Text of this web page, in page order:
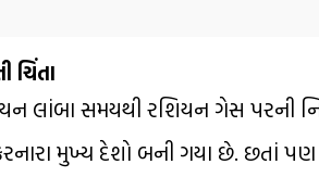
ચિંતા
લાંબા સમયથી રશિયન ગેસ પરની
મુખ્ય દેશો બની ગયા છે. છતાં